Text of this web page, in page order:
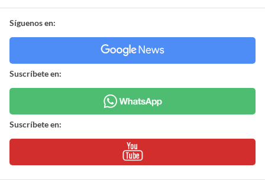
Síguenos en:
Suscríbete en:
Suscríbete en: